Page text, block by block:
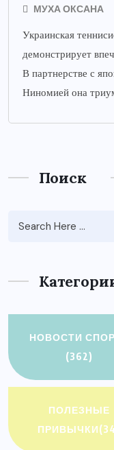
МУХА ОКСАНА
Украинская
демонстрирует
В партнерстве с
Ниномией она
Поиск
НОВОСТИ
(362)
ПОЛЕЗНЫЕ
ПРИВЫЧКИ